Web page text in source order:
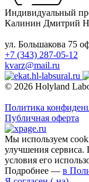
Индивидуальный
Калинин Дмитрий
ул. Большакова 75
+7 (343) 287-05-12
kvarz@mail.ru
© 2026 Holyland
Политика
Публичная оферта
Мы используем
улучшения
условия его
Подробнее — в